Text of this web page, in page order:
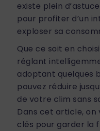
existe plein
pour profiter d’un
exploser sa
Que ce soit en
réglant
adoptant quelques
pouvez réduire
de votre clim sans
Dans cet article, on
clés pour garder la